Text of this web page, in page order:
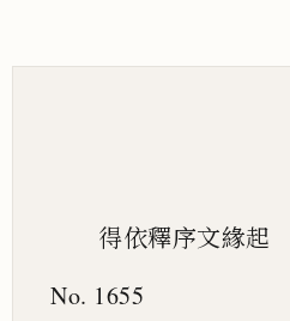
得依釋序文緣起
No. 1655